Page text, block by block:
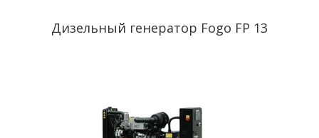
Дизельный генератор Fogo FP 13